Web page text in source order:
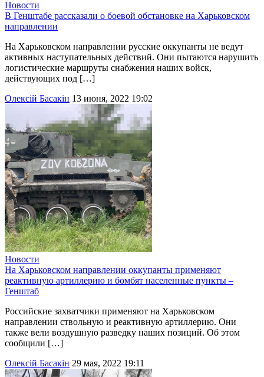
Новости
В Генштабе рассказали о боевой обстановке на Харьковском
направлении
На Харьковском направлении русские оккупанты не ведут
активных наступательных действий. Они пытаются нарушить
логистические маршруты снабжения наших войск,
действующих под […]
Олексій Басакін 13 июня, 2022 19:02
Новости
На Харьковском направлении оккупанты применяют
реактивную артиллерию и бомбят населенные пункты –
Генштаб
Российские захватчики применяют на Харьковском
направлении ствольную и реактивную артиллерию. Они
также вели воздушную разведку наших позиций. Об этом
сообщили […]
Олексій Басакін 29 мая, 2022 19:11